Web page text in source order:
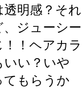
明感？それ
ジューシー
！ヘアカラ
い？いや
もらうか